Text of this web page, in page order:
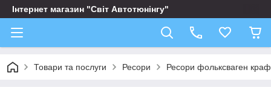
Інтернет магазин "Світ Автотюнінгу"
Товари та послуги Ресори Ресори фольксваген